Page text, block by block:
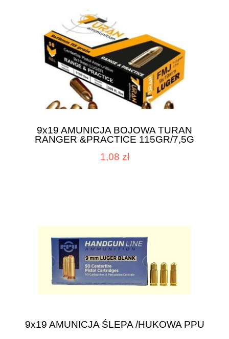
9x19 AMUNICJA BOJOWA TURAN
RANGER &PRACTICE 115GR/7,5G
1,08 zł
9x19 AMUNICJA ŚLEPA /HUKOWA PPU